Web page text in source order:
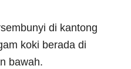
di kantong
koki berada di
bawah.